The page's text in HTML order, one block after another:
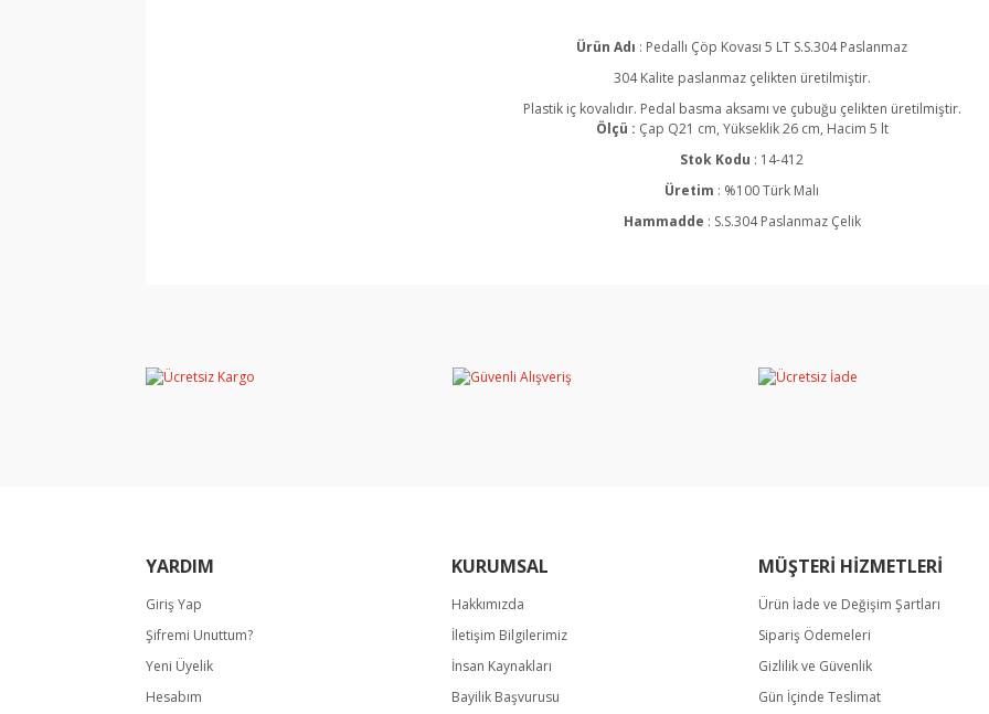
Ürün Adı : Pedallı Çöp Kovası 5 LT S.S.304 Paslanmaz
304 Kalite paslanmaz çelikten üretilmiştir.
Plastik iç kovalıdır. Pedal basma aksamı ve çubuğu çelikten üretilmiştir.
Ölçü : Çap Q21 cm, Yükseklik 26 cm, Hacim 5 lt
Stok Kodu : 14-412
Üretim : %100 Türk Malı
Hammadde : S.S.304 Paslanmaz Çelik
Yorum Yaz
Ürün resmi kalitesiz, bozuk veya görüntülenemiyor.
Gönder
YARDIM
Giriş Yap
Şifremi Unuttum?
Yeni Üyelik
Hesabım
KURUMSAL
Hakkımızda
İletişim Bilgilerimiz
İnsan Kaynakları
Bayilik Başvurusu
MÜŞTERİ HİZMETLERİ
Ürün İade ve Değişim Şartları
Sipariş Ödemeleri
Gizlilik ve Güvenlik
Gün İçinde Teslimat